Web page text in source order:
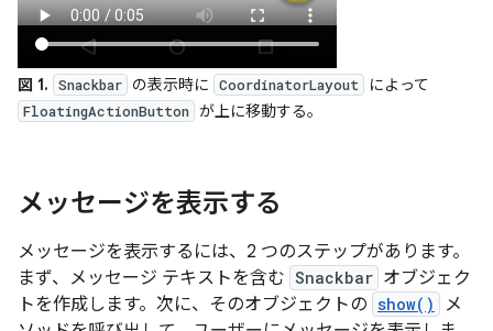
図 1. Snackbar の表示時に CoordinatorLayout によって
FloatingActionButton が上に移動する。
メッセージを表示する
メッセージを表示するには、2 つのステップがあります。
まず、メッセージ テキストを含む Snackbar オブジェク
トを作成します。次に、そのオブジェクトの show()
メ